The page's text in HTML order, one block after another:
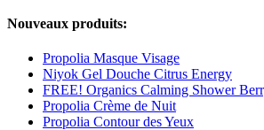
Nouveaux produits:
Propolia Masque Visage
Niyok Gel Douche Citrus Energy
FREE! Organics Calming Shower
Propolia Crème de Nuit
Propolia Contour des Yeux